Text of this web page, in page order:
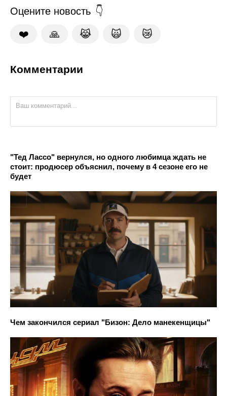
Оцените новость
❤️ 🙏 😹 🙀 😿
Комментарии
"Тед Лассо" вернулся, но одного любимца ждать не
стоит: продюсер объяснил, почему в 4 сезоне его не
будет
Чем закончился сериал "Бизон: Дело манекенщицы"